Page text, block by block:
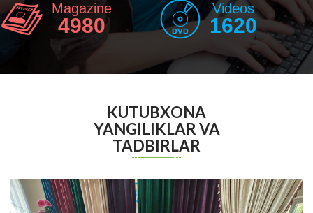
Magazine
4980
Videos
1620
KUTUBXONA
YANGILIKLAR VA
TADBIRLAR